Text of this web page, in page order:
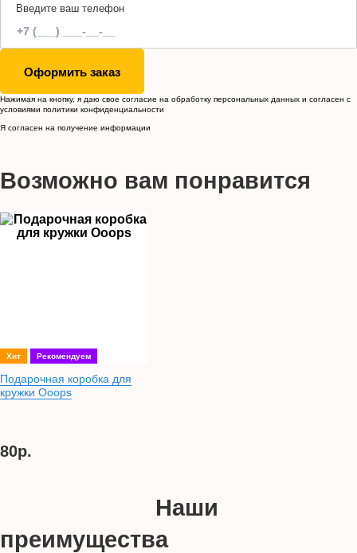
Введите ваш телефон
Оформить заказ
Нажимая на кнопку, я даю свое согласие на обработку персональных данных и согласен с
условиями политики конфиденциальности
Я согласен на получение информации
Возможно вам понравится
Хит Рекомендуем
Подарочная коробка для
кружки Ooops
80р.
Наши
преимущества